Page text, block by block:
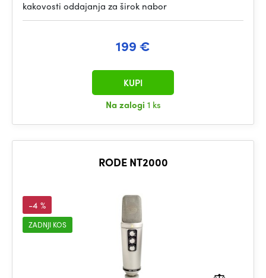
kakovosti oddajanja za širok nabor
199 €
Na zalogi 1 ks
KUPI
RODE NT2000
-4 %
ZADNJI KOS